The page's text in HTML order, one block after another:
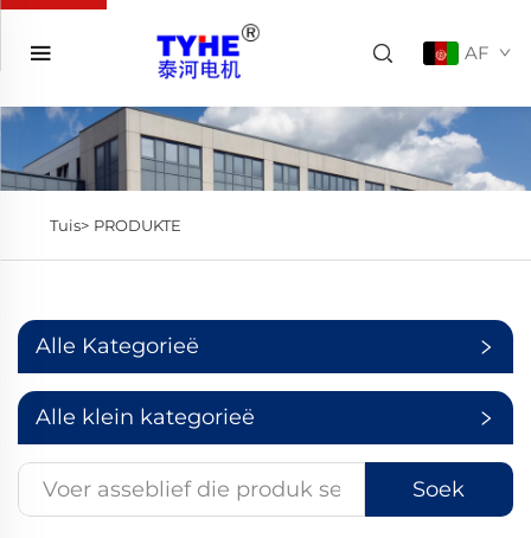
AF
Tuis> PRODUKTE
Alle Kategorieë
Alle klein kategorieë
Soek